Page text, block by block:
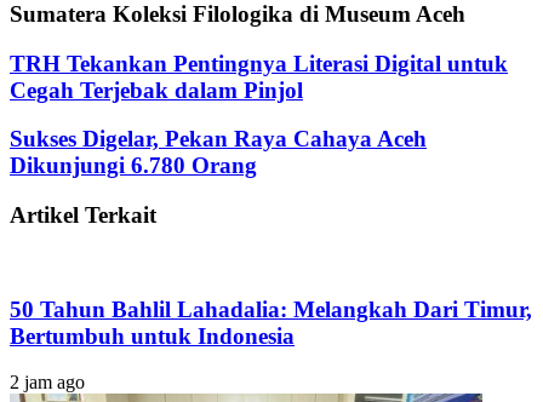
Sumatera Koleksi Filologika di Museum Aceh
TRH Tekankan Pentingnya Literasi Digital untuk
Cegah Terjebak dalam Pinjol
Sukses Digelar, Pekan Raya Cahaya Aceh
Dikunjungi 6.780 Orang
Artikel Terkait
50 Tahun Bahlil Lahadalia: Melangkah Dari Timur,
Bertumbuh untuk Indonesia
2 jam ago